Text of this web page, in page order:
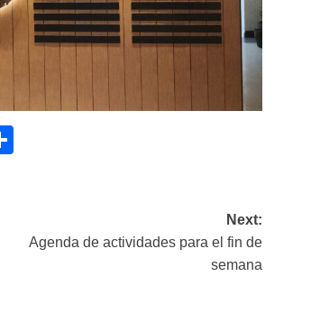
Next:
Agenda de actividades para el fin de
semana